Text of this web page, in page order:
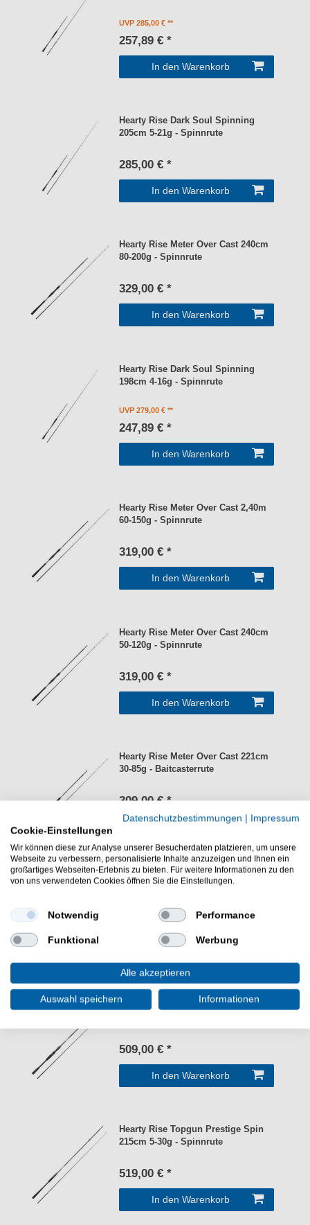
UVP 285,00 €
257,89 € *
In den Warenkorb
Hearty Rise Dark Soul Spinning
205cm 5-21g - Spinnrute
285,00 € *
In den Warenkorb
Hearty Rise Meter Over Cast 240cm
80-200g - Spinnrute
329,00 € *
In den Warenkorb
Hearty Rise Dark Soul Spinning
198cm 4-16g - Spinnrute
UVP 279,00 €
247,89 € *
In den Warenkorb
Hearty Rise Meter Over Cast 2,40m
60-150g - Spinnrute
319,00 € *
In den Warenkorb
Hearty Rise Meter Over Cast 240cm
50-120g - Spinnrute
319,00 € *
In den Warenkorb
Hearty Rise Meter Over Cast 221cm
30-85g - Baitcasterrute
309,00 € *
In den Warenkorb
Hearty Rise Topgun Prestige Cast
519,00 € *
In den Warenkorb
Hearty Rise Topgun Prestige Cast
509,00 € *
In den Warenkorb
Hearty Rise Topgun Prestige Spin
215cm 5-30g - Spinnrute
519,00 € *
In den Warenkorb
Datenschutzbestimmungen | Impressum
Cookie-Einstellungen
Wir können diese zur Analyse unserer Besucherdaten platzieren, um unsere
Webseite zu verbessern, personalisierte Inhalte anzuzeigen und Ihnen ein
großartiges Webseiten-Erlebnis zu bieten. Für weitere Informationen zu den
von uns verwendeten Cookies öffnen Sie die Einstellungen.
Notwendig Performance
Funktional Werbung
Alle akzeptieren
Auswahl speichern Informationen